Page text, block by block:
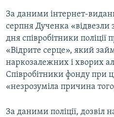
УКРАЇНСЬКА ПРОБЛЕМА КРИМУ
ІНФОГРАФІКА
ДОЛУЧАЙСЯ!
Усі сайти RFE/RL
За даними інтернет-
серпня Дученка «відвезли
дня співробітники
«Відрите серце», який
наркозалежних і хворих
Співробітники фонду при
«незрозуміла причина
За даними поліції,